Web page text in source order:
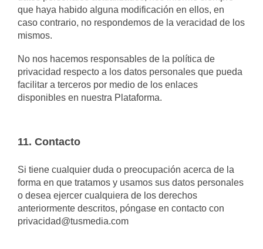
que haya habido alguna modificación en ellos, en
caso contrario, no respondemos de la veracidad de los
mismos.
No nos hacemos responsables de la política de
privacidad respecto a los datos personales que pueda
facilitar a terceros por medio de los enlaces
disponibles en nuestra Plataforma.
11. Contacto
Si tiene cualquier duda o preocupación acerca de la
forma en que tratamos y usamos sus datos personales
o desea ejercer cualquiera de los derechos
anteriormente descritos, póngase en contacto con
privacidad@tusmedia.com